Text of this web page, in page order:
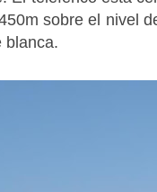
sobre el nivel
blanca.